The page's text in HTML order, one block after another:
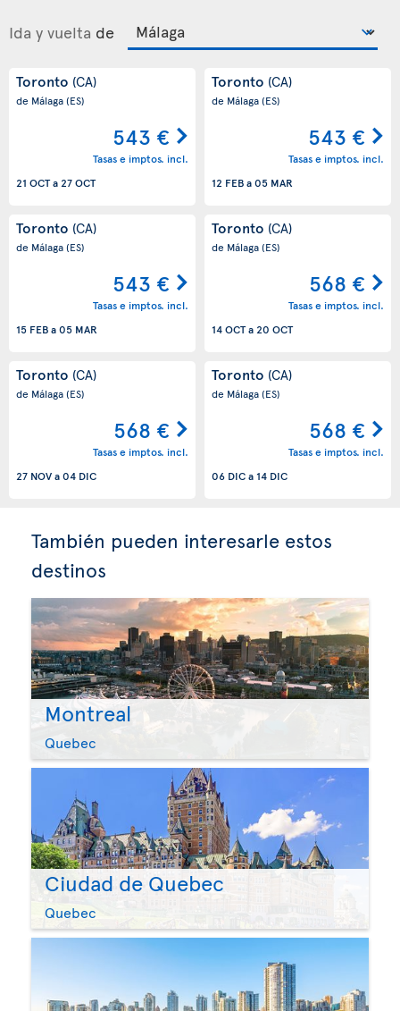
Ida y vuelta de
Toronto (CA)
de Málaga(ES)
543 €
Tasas e imptos. incl.
21 OCTa27 OCT
Toronto (CA)
de Málaga(ES)
543 €
Tasas e imptos. incl.
12 FEBa05 MAR
Toronto (CA)
de Málaga(ES)
543 €
Tasas e imptos. incl.
15 FEBa05 MAR
Toronto (CA)
de Málaga(ES)
568 €
Tasas e imptos. incl.
14 OCTa20 OCT
Toronto (CA)
de Málaga(ES)
568 €
Tasas e imptos. incl.
27 NOVa04 DIC
Toronto (CA)
de Málaga(ES)
568 €
Tasas e imptos. incl.
06 DICa14 DIC
También pueden interesarle estos
destinos
Montreal
Quebec
Ciudad de Quebec
Quebec